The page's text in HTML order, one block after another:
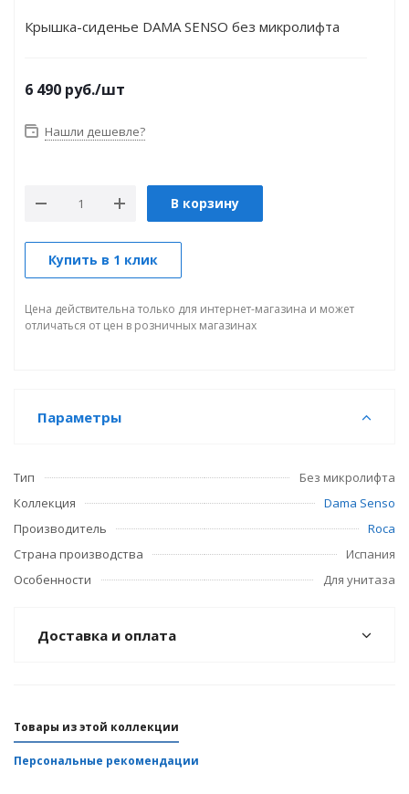
Крышка-сиденье DAMA SENSO без микролифта
6 490 руб./шт
Нашли дешевле?
В корзину
Купить в 1 клик
Цена действительна только для интернет-магазина и может
отличаться от цен в розничных магазинах
Параметры
Тип
Без микролифта
Коллекция
Dama Senso
Производитель
Roca
Страна производства
Испания
Особенности
Для унитаза
Доставка и оплата
Товары из этой коллекции
Персональные рекомендации